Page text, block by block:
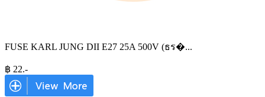
FUSE KARL JUNG DII E27 25A 500V (ธร�...
฿ 22.-